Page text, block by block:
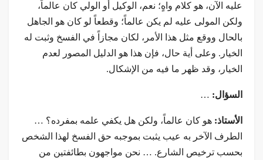
عليه الآن، هو كلام واهٍ؛ نعم، الوكيل أو الولي كان عالماً،
ولكن المولى عليه لم يكن عالماً؛ وقطعاً لو كان هو الجاهل
بالحال ووقع مثل هذا الأمر، لكان مجازاً في الفسخ وثبت له
الخيار. وعلى أية حال، فإن هذا هو الدليل المصور لعدم
الخيار، وقد ظهر ما فيه من الإشكال.
السؤال: …
الأستاذ: هو كان عالماً، ولكن هل يكفي علمه بمفرده؟ …
الطرف الآخر به عيب يثبت بموجبه حق الفسخ لهذا الشخص
بحسب ترخيص الشارع. … نحن مواجهون بطائفتين من